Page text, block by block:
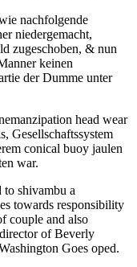
nachfolgende
niedergemacht,
zugeschoben, & nun
keinen
der Dumme unter
head wear
Gesellschaftssystem
conical buoy jaulen
war.
to shivambu a
towards responsibility
couple and also
of Beverly
Goes oped.